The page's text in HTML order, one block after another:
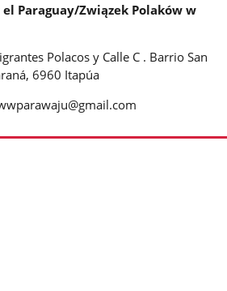
Paraguay/Związek Polaków w
Polacos y Calle C . Barrio San
6960 Itapúa